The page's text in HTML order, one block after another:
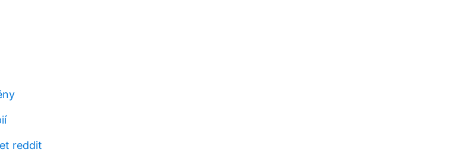
reddit